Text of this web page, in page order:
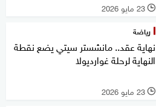
l 23 مايو 2026
رياضة
نهاية عقد.. مانشستر سيتي يضع نقطة
النهاية لرحلة غوارديولا
l 23 مايو 2026